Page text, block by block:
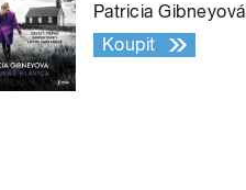
Patricia Gibneyová
Koupit